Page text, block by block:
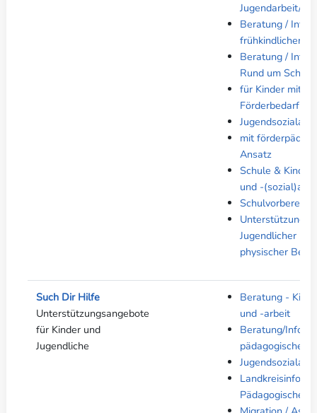
Jugendarbeit/
Beratung /
frühkindlichen
Beratung /
Rund um Schule
für Kinder mit
Förderbedarf
mit
Ansatz
Schule &
und -
Unterstützung
Jugendlicher bei
physischer
Such Dir Hilfe
Unterstützungsangebote
für Kinder und
Jugendliche
Beratung -
und -arbeit
Beratung/
pädagogische
Landkreisinfos
Pädagogische